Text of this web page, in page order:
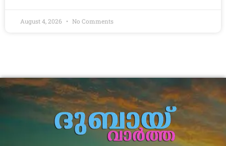
August 4, 2026 No Comments